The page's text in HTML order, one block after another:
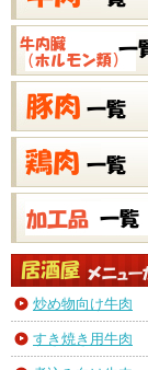
炒め物向け牛肉
すき焼き用牛肉